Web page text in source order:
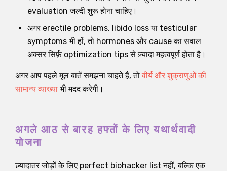
evaluation जल्दी शुरू होना चाहिए।
अगर erectile problems, libido loss या testicular
symptoms भी हों, तो hormones और cause का सवाल
अक्सर सिर्फ़ optimization tips से ज़्यादा महत्वपूर्ण होता है।
अगर आप पहले मूल बातें समझना चाहते हैं, तो वीर्य और शुक्राणुओं की
सामान्य व्याख्या भी मदद करेगी।
अगले आठ से बारह हफ्तों के लिए यथार्थवादी
योजना
ज़्यादातर जोड़ों के लिए perfect biohacker list नहीं, बल्कि एक